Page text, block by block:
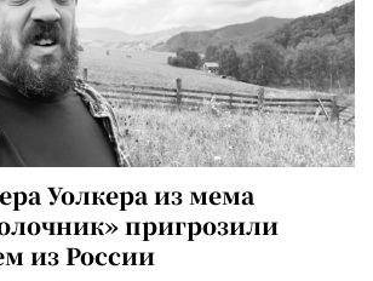
Уолкера из мема
пригрозили
из России